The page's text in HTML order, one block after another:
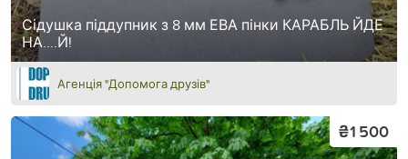
Сідушка піддупник з 8 мм ЕВА пінки КАРАБЛЬ ЙДЕ
НА....Й!
Агенція "Допомога друзів"
₴1 500